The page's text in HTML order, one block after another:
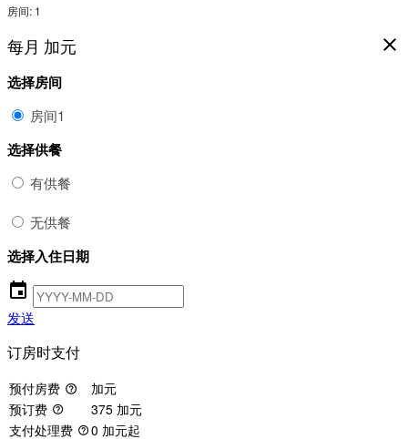
房间: 1
close
每月 加元
选择房间
房间1
选择供餐
有供餐
无供餐
选择入住日期
event
发送
订房时支付
预付房费 help_outline
加元
预订费 help_outline
375 加元
支付处理费 help_outline0 加元起